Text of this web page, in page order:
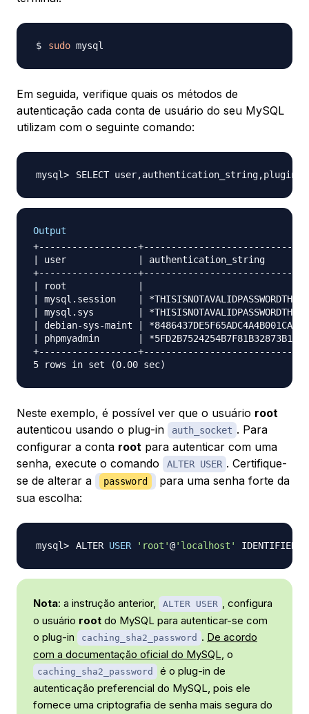
sudo
Em seguida, verifique quais os métodos de
autenticação cada conta de usuário do seu MySQL
utilizam com o seguinte comando:
SELECT
Output
+------------------
| user             | authentication_string
+------------------
| root             |
| mysql.session    |
| mysql.sys        |
| debian-sys-maint |
| phpmyadmin       |
+------------------
Neste exemplo, é possível ver que o usuário root
autenticou usando o plug-in
auth_socket . Para
configurar a conta root para autenticar com uma
senha, execute o comando
ALTER USER . Certifique-
se de alterar a
password
para uma senha forte da
sua escolha:
ALTER USER 'root'@'localhost' IDENTIFIED
Nota: a instrução anterior, ALTER USER , configura
o usuário root do MySQL para autenticar-se com
o plug-in
caching_sha2_password . De acordo
com a documentação oficial do MySQL, o
caching_sha2_password
é o plug-in de
autenticação preferencial do MySQL, pois ele
fornece uma criptografia de senha mais segura do